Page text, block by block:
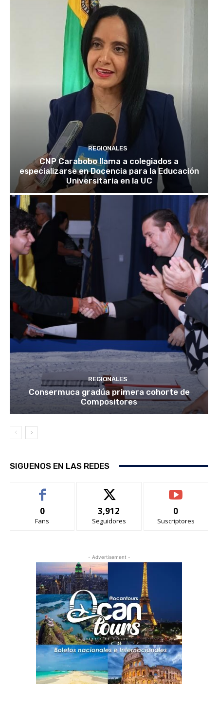
REGIONALES
CNP Carabobo llama a colegiados a
especializarse en Docencia para la Educación
Universitaria en la UC
REGIONALES
Consermuca gradúa primera cohorte de
Compositores
SIGUENOS EN LAS REDES
0
Fans
3,912
Seguidores
0
Suscriptores
- Advertisement -